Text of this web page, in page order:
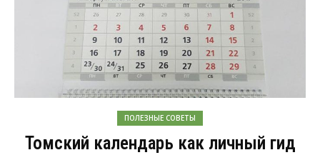
ПОЛЕЗНЫЕ СОВЕТЫ
Томский календарь как личный гид